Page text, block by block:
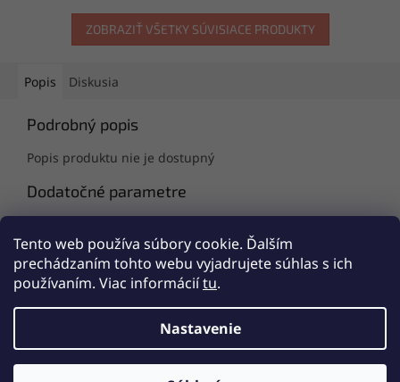
Tento web používa súbory cookie. Ďalším
prechádzaním tohto webu vyjadrujete súhlas s ich
používaním. Viac informáciítu.
Nastavenie
ZOBRAZIŤ VŠETKY SÚVISIACE PRODUKTY
Popis Diskusia
Podrobný popis
Popis produktu nie je dostupný
Dodatočné parametre
EAN
Zvoľte variant
Vytvoril Shoptet